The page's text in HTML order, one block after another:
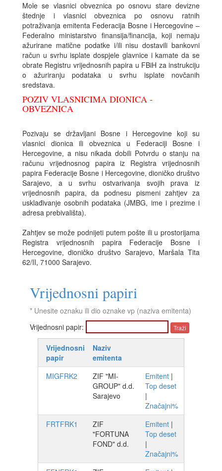
Mole se vlasnici obveznica po osnovu stare devizne
štednje i vlasnici obveznica po osnovu ratnih
potraživanja emitenta Federacija Bosne i Hercegovine –
Federalno ministarstvo finansija/financija, koji nemaju
ažurirane matične podatke i/ili nisu dostavili bankovni
račun u svrhu isplate dospjele glavnice i kamate da se
obrate Registru vrijednosnih papira u FBiH za instrukciju
o ažuriranju podataka u svrhu isplate novčanih
sredstava.
POZIV VLASNICIMA DIONICA -
OBVEZNICA
Pozivaju se državljani Bosne i Hercegovine koji su
vlasnici dionica ili obveznica u Federaciji Bosne i
Hercegovine, a nisu nikada dobili Potvrdu o stanju na
računu vrijednosnog papira iz Registra vrijednosnih
papira Federacije Bosne i Hercegovine, dioničko društvo
Sarajevo, a u svrhu ostvarivanja svojih prava iz
vrijednosnih papira, da podnesu pismeni zahtjev za
usklađivanje osobnih podataka (JMBG, ime i prezime i
adresa prebivališta).
Zahtjev se može podnijeti putem pošte ili u prostorijama
Registra vrijednosnih papira Federacije Bosne i
Hercegovine, dioničko društvo Sarajevo, Maršala Tita
62/II, 71000 Sarajevo.
Vrijednosni papiri
* Unesite oznaku ili dio oznake vp (naziva emitenta)
Vrijednosni papir:
Vrijednosni
papir
Naziv
emitenta
MIGFRK2
ZIF "MI-
GROUP" d.d.
Sarajevo
Emitent |
Top deset
|
Značajni%
FRTFRK1
ZIF
"FORTUNA
FOND" d.d.
Emitent |
Top deset
|
Značajni%